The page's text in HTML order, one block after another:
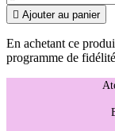
 Ajouter au panier
En achetant ce
programme de